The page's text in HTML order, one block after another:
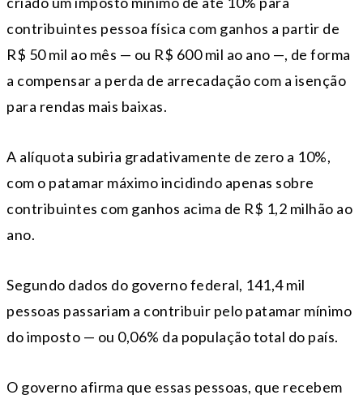
contribuintes pessoa física com ganhos a partir de
R$ 50 mil ao mês — ou R$ 600 mil ao ano —, de forma
a compensar a perda de arrecadação com a isenção
para rendas mais baixas.
A alíquota subiria gradativamente de zero a 10%,
com o patamar máximo incidindo apenas sobre
contribuintes com ganhos acima de R$ 1,2 milhão ao
ano.
Segundo dados do governo federal, 141,4 mil
pessoas passariam a contribuir pelo patamar mínimo
do imposto — ou 0,06% da população total do país.
O governo afirma que essas pessoas, que recebem